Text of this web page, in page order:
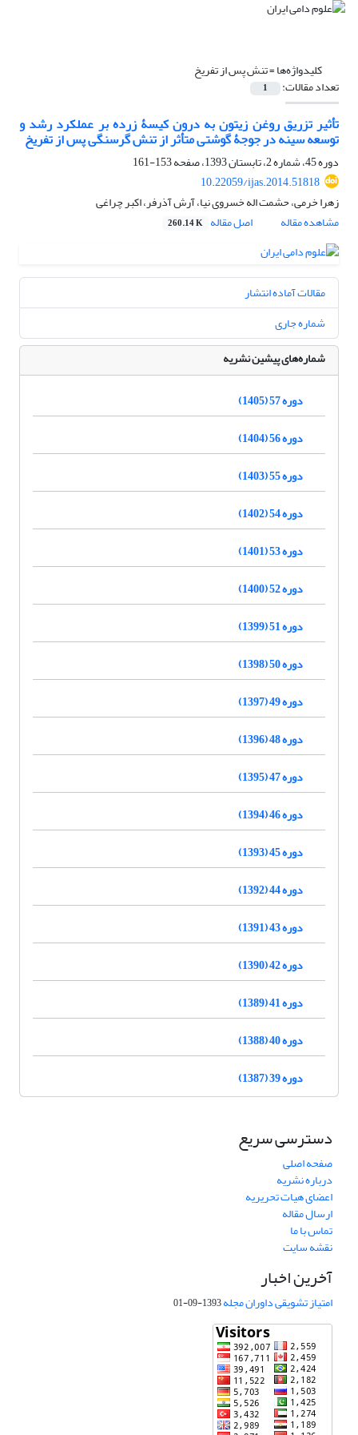
کلیدواژه‌ها =تنش پس از تفریخ
تعداد مقالات: 1
تأثیر تزریق روغن زیتون به درون کیسۀ زرده بر عملکرد رشد و
توسعه سینه در جوجۀ گوشتی متأثر از تنش گرسنگی پس از تفریخ
دوره 45، شماره 2، تابستان 1393، صفحه
153-161
10.22059/ijas.2014.51818
زهرا خرمی، حشمت اله خسروی نیا، آرش آذرفر، اکبر چراغی
مشاهده مقاله
اصل مقاله 260.14 K
مقالات آماده انتشار
شماره جاری
شماره‌های پیشین نشریه
دوره 57 (1405)
دوره 56 (1404)
دوره 55 (1403)
دوره 54 (1402)
دوره 53 (1401)
دوره 52 (1400)
دوره 51 (1399)
دوره 50 (1398)
دوره 49 (1397)
دوره 48 (1396)
دوره 47 (1395)
دوره 46 (1394)
دوره 45 (1393)
دوره 44 (1392)
دوره 43 (1391)
دوره 42 (1390)
دوره 41 (1389)
دوره 40 (1388)
دوره 39 (1387)
دسترسی سریع
صفحه اصلی
درباره نشریه
اعضای هیات تحریریه
ارسال مقاله
تماس با ما
نقشه سایت
آخرین اخبار
امتیاز تشویقی داوران مجله1393-09-01